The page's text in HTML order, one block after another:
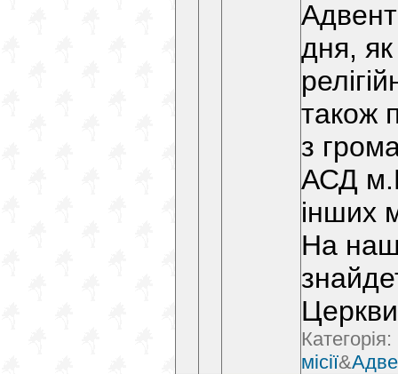
дня,
також
з
АСД
інших
На
Категорія:
місії&